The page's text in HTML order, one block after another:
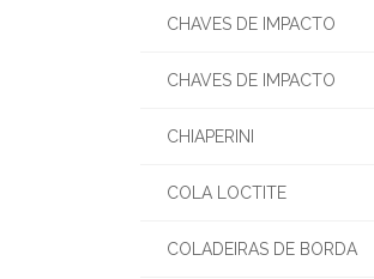
CHAVES DE IMPACTO
CHAVES DE IMPACTO
CHIAPERINI
COLA LOCTITE
COLADEIRAS DE BORDA